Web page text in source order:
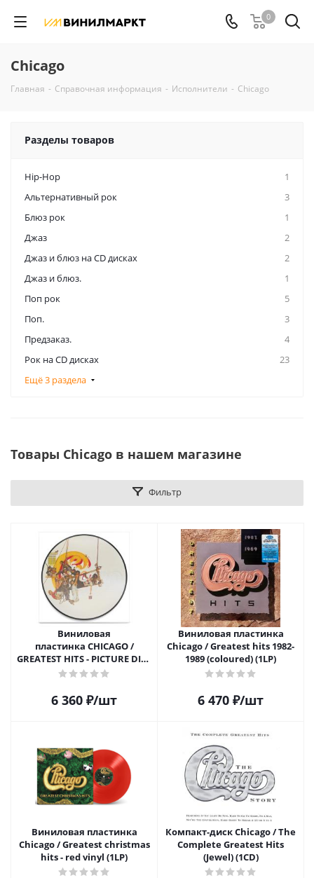
0
Chicago
Главная - Справочная информация - Исполнители - Chicago
Разделы товаров
Hip-Hop
1
Альтернативный рок
3
Блюз рок
1
Джаз
2
Джаз и блюз на CD дисках
2
Джаз и блюз.
1
Поп рок
5
Поп.
3
Предзаказ.
4
Рок на CD дисках
23
Ещё 3 раздела
Товары Chicago в нашем магазине
Фильтр
Виниловая
пластинка CHICAGO /
GREATEST HITS - PICTURE DISC
(1LP)
6 360 ₽/шт
Виниловая пластинка
Chicago / Greatest hits 1982-
1989 (coloured) (1LP)
6 470 ₽/шт
Виниловая пластинка
Chicago / Greatest christmas
hits - red vinyl (1LP)
Компакт-диск Chicago / The
Complete Greatest Hits
(Jewel) (1CD)